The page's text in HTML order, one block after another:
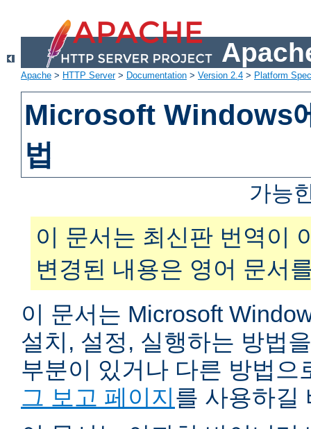
Apache > HTTP Server> Documentation > Version 2.4 > Platform
Microsoft Windows
법
가능
이 문서는 최신판 번역이
변경된 내용은 영어 문서
이 문서는 Microsoft
설치, 설정, 실행하는 방법
부분이 있거나 다른 방법
그 보고 페이지를 사용하길